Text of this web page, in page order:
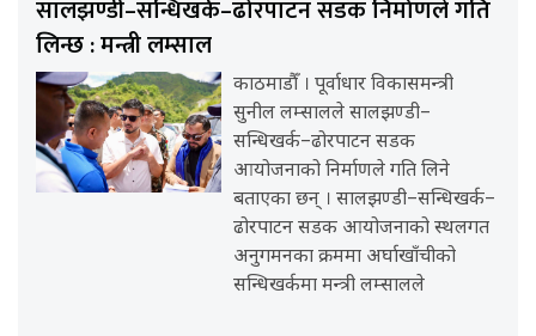
सालझण्डी–सन्धिखर्क–ढोरपाटन सडक निर्माणले गति
लिन्छ : मन्त्री लम्साल
काठमाडौँ । पूर्वाधार विकासमन्त्री
सुनील लम्सालले सालझण्डी–
सन्धिखर्क–ढोरपाटन सडक
आयोजनाको निर्माणले गति लिने
बताएका छन् । सालझण्डी–सन्धिखर्क–
ढोरपाटन सडक आयोजनाको स्थलगत
अनुगमनका क्रममा अर्घाखाँचीको
सन्धिखर्कमा मन्त्री लम्सालले